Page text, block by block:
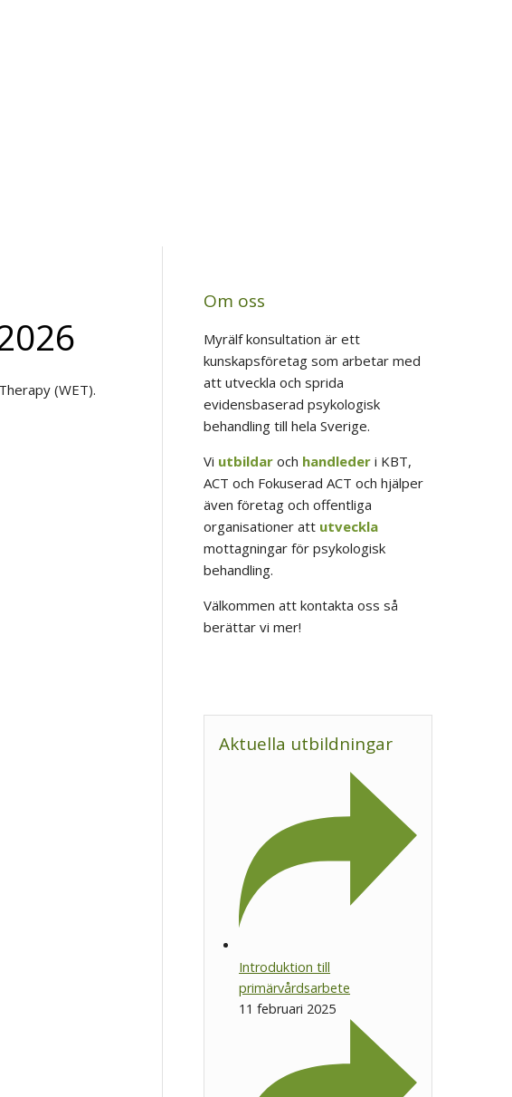
(WET).
Om oss
Myrälf konsultation är ett
kunskapsföretag som arbetar med
att utveckla och sprida
evidensbaserad psykologisk
behandling till hela Sverige.
Vi utbildaroch handlederi KBT,
ACT och Fokuserad ACT och hjälper
även företag och offentliga
organisationer att utveckla
mottagningar för psykologisk
behandling.
Välkommen att kontakta oss så
berättar vi mer!
Aktuella utbildningar
Introduktion till
primärvårdsarbete
11 februari 2025